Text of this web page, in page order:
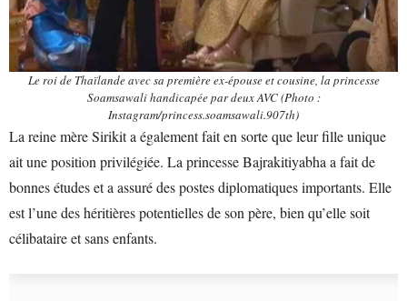
Le roi de Thaïlande avec sa première ex-épouse et cousine, la princesse
Soamsawali handicapée par deux AVC (Photo :
Instagram/princess.soamsawali.907th)
La reine mère Sirikit a également fait en sorte que leur fille unique
ait une position privilégiée. La princesse Bajrakitiyabha a fait de
bonnes études et a assuré des postes diplomatiques importants. Elle
est l’une des héritières potentielles de son père, bien qu’elle soit
célibataire et sans enfants.